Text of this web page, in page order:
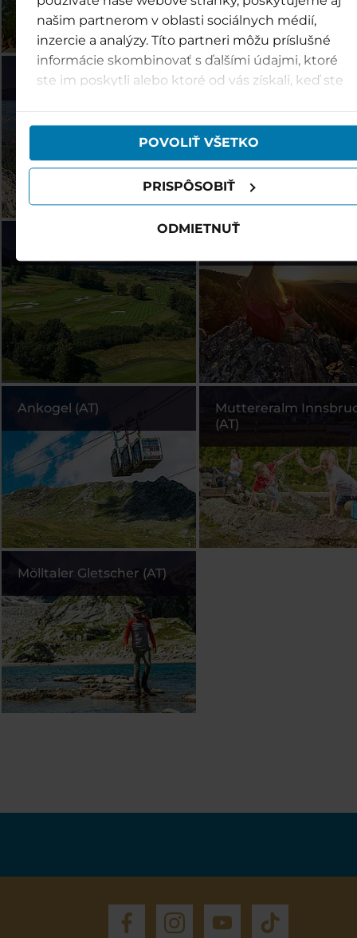
našim partnerom v oblasti sociálnych médií,
inzercie a analýzy. Títo partneri môžu príslušné
informácie skombinovať s ďalšími údajmi, ktoré
ste im poskytli alebo ktoré od vás získali, keď ste
POVOLIŤ VŠETKO
PRISPÔSOBIŤ
ODMIETNUŤ
Špindl (CZ) Ostravice (CZ)
Ankogel (AT)
Muttereralm
(AT)
Mölltaler Gletscher (AT)